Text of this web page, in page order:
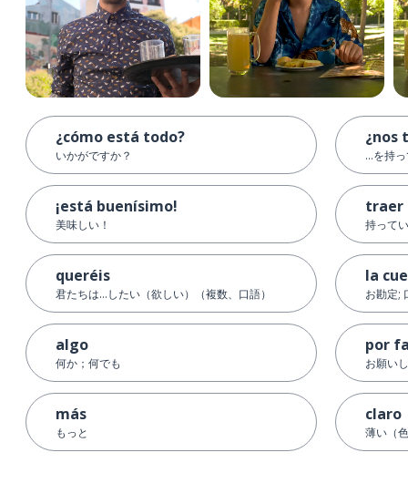
¿cómo está todo?
いかがですか？
¡está buenísimo!
美味しい！
queréis
君たちは…したい（欲しい）（複数、口語）
algo
何か；何でも
más
もっと
¿nos
…を持
traer
持って
la
お勘定;
por
お願い
claro
薄い（